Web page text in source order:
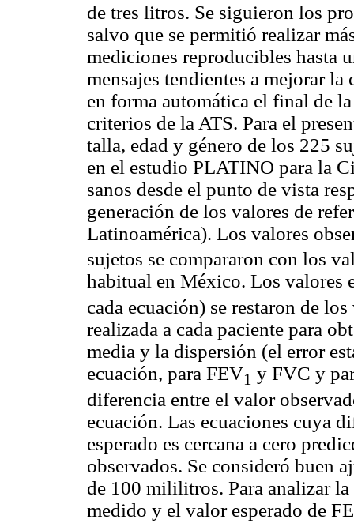
de tres litros. Se siguieron los
salvo que se permitió realizar
mediciones reproducibles hasta
mensajes tendientes a mejorar
en forma automática el final de
criterios de la ATS. Para el
talla, edad y género de los 225
en el estudio PLATINO para la
sanos desde el punto de vista
generación de los valores de
Latinoamérica). Los valores
sujetos se compararon con los
habitual en México. Los valores
cada ecuación) se restaron de
realizada a cada paciente para
media y la dispersión (el error
ecuación, para FEV1 y FVC y
diferencia entre el valor
ecuación. Las ecuaciones cuya
esperado es cercana a cero
observados. Se consideró buen
de 100 mililitros. Para analizar
medido y el valor esperado de